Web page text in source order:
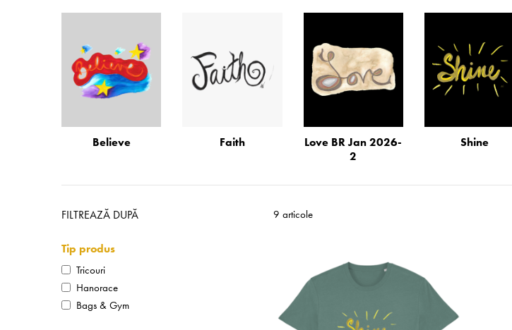
Believe Faith
Love BR Jan 2026-
2
Shine
FILTREAZĂ DUPĂ
Tip produs
Tricouri
Hanorace
Bags & Gym
9 articole